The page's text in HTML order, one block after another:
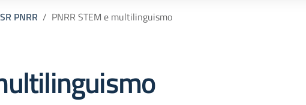
PNRR PNRR STEM e multilinguismo